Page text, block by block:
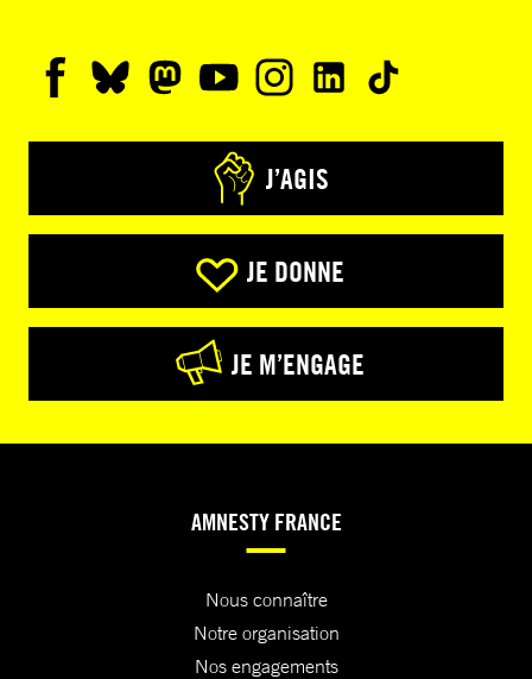
J’AGIS
JE DONNE
JE M’ENGAGE
AMNESTY FRANCE
Nous connaître
Notre organisation
Nos engagements